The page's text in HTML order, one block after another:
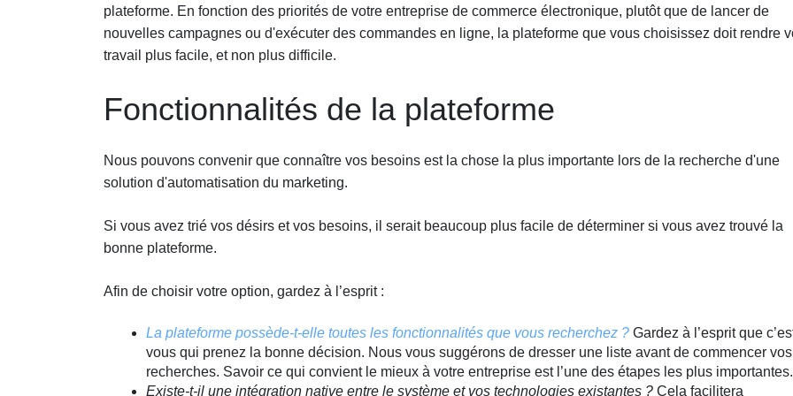
plateforme. En fonction des priorités de votre entreprise de commerce électronique, plutôt que de lancer de
nouvelles campagnes ou d'exécuter des commandes en ligne, la plateforme que vous choisissez doit rendre
travail plus facile, et non plus difficile.
Fonctionnalités de la plateforme
Nous pouvons convenir que connaître vos besoins est la chose la plus importante lors de la recherche d'une
solution d'automatisation du marketing.
Si vous avez trié vos désirs et vos besoins, il serait beaucoup plus facile de déterminer si vous avez trouvé la
bonne plateforme.
Afin de choisir votre option, gardez à l’esprit :
La plateforme possède-t-elle toutes les fonctionnalités que vous recherchez ? Gardez à l’esprit que
vous qui prenez la bonne décision. Nous vous suggérons de dresser une liste avant de commencer vos
recherches. Savoir ce qui convient le mieux à votre entreprise est l’une des étapes les plus importantes.
Existe-t-il une intégration native entre le système et vos technologies existantes ? Cela facilitera